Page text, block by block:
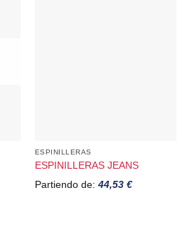
ESPINILLERAS
ESPINILLERAS JEANS
Partiendo de: 44,53 €